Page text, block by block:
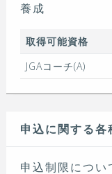
養成
取得可能資格
JGAコーチ(A)
申込に関する各
申込制限につい